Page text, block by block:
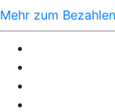
Mehr zum